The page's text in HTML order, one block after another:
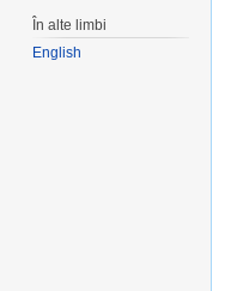
În alte limbi
English